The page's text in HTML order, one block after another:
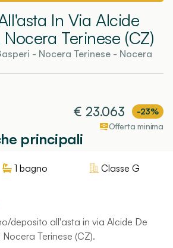
In Via Alcide
Terinese (CZ)
- Nocera Terinese - Nocera
€ 23.063
-23%
Offerta minima
principali
1 bagno Classe G
deposito all'asta in via Alcide De
Terinese (CZ).